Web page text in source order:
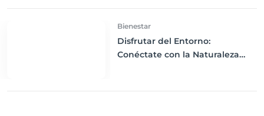
Bienestar
Disfrutar del Entorno:
Conéctate con la Naturaleza